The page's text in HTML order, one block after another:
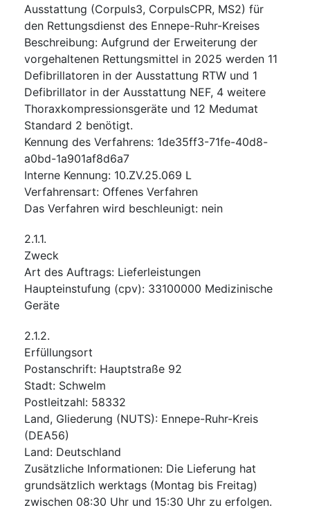
Ausstattung (Corpuls3, CorpulsCPR, MS2) für
den Rettungsdienst des Ennepe-Ruhr-Kreises
Beschreibung: Aufgrund der Erweiterung der
vorgehaltenen Rettungsmittel in 2025 werden 11
Defibrillatoren in der Ausstattung RTW und 1
Defibrillator in der Ausstattung NEF, 4 weitere
Thoraxkompressionsgeräte und 12 Medumat
Standard 2 benötigt.
Kennung des Verfahrens: 1de35ff3-71fe-40d8-
a0bd-1a901af8d6a7
Interne Kennung: 10.ZV.25.069 L
Verfahrensart: Offenes Verfahren
Das Verfahren wird beschleunigt: nein
2.1.1.
Zweck
Art des Auftrags: Lieferleistungen
Haupteinstufung (cpv): 33100000 Medizinische
Geräte
2.1.2.
Erfüllungsort
Postanschrift: Hauptstraße 92
Stadt: Schwelm
Postleitzahl: 58332
Land, Gliederung (NUTS): Ennepe-Ruhr-Kreis
(DEA56)
Land: Deutschland
Zusätzliche Informationen: Die Lieferung hat
grundsätzlich werktags (Montag bis Freitag)
zwischen 08:30 Uhr und 15:30 Uhr zu erfolgen.